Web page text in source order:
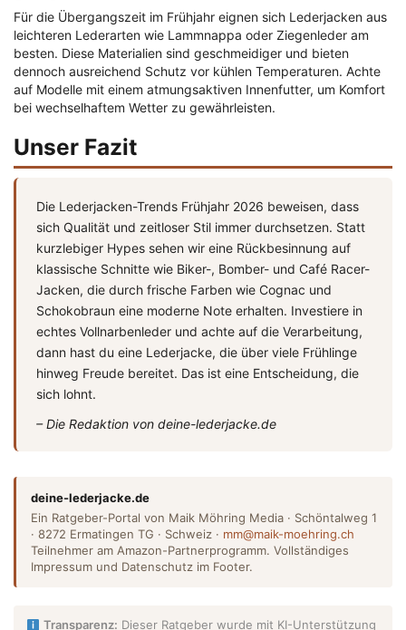
Für die Übergangszeit im Frühjahr eignen sich Lederjacken aus
leichteren Lederarten wie Lammnappa oder Ziegenleder am
besten. Diese Materialien sind geschmeidiger und bieten
dennoch ausreichend Schutz vor kühlen Temperaturen. Achte
auf Modelle mit einem atmungsaktiven Innenfutter, um Komfort
bei wechselhaftem Wetter zu gewährleisten.
Unser Fazit
Die Lederjacken-Trends Frühjahr 2026 beweisen, dass
sich Qualität und zeitloser Stil immer durchsetzen. Statt
kurzlebiger Hypes sehen wir eine Rückbesinnung auf
klassische Schnitte wie Biker-, Bomber- und Café Racer-
Jacken, die durch frische Farben wie Cognac und
Schokobraun eine moderne Note erhalten. Investiere in
echtes Vollnarbenleder und achte auf die Verarbeitung,
dann hast du eine Lederjacke, die über viele Frühlinge
hinweg Freude bereitet. Das ist eine Entscheidung, die
sich lohnt.
– Die Redaktion von deine-lederjacke.de
deine-lederjacke.de
Ein Ratgeber-Portal von Maik Möhring Media · Schöntalweg 1
· 8272 Ermatingen TG · Schweiz · mm@maik-moehring.ch
Teilnehmer am Amazon-Partnerprogramm. Vollständiges
Impressum und Datenschutz im Footer.
Transparenz: Dieser Ratgeber wurde mit KI-Unterstützung